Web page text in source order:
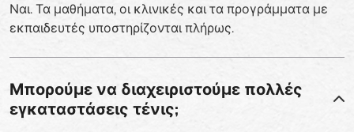
Ναι. Τα μαθήματα, οι κλινικές και τα προγράμματα με
εκπαιδευτές υποστηρίζονται πλήρως.
Μπορούμε να διαχειριστούμε πολλές
εγκαταστάσεις τένις;